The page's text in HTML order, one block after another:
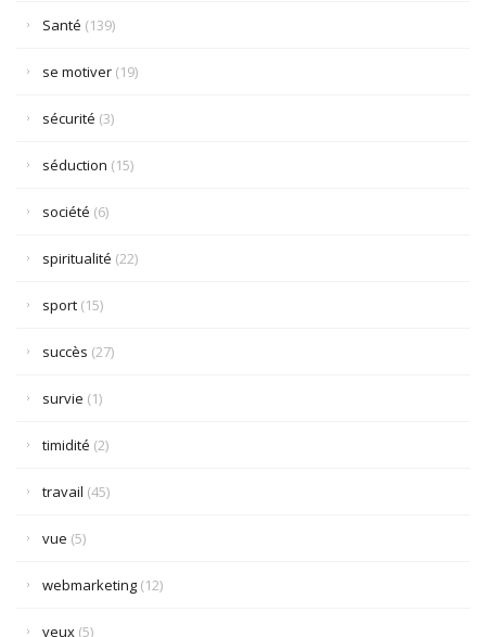
Santé (139)
se motiver (19)
sécurité (3)
séduction (15)
société (6)
spiritualité (22)
sport (15)
succès (27)
survie (1)
timidité (2)
travail (45)
vue (5)
webmarketing (12)
yeux (5)